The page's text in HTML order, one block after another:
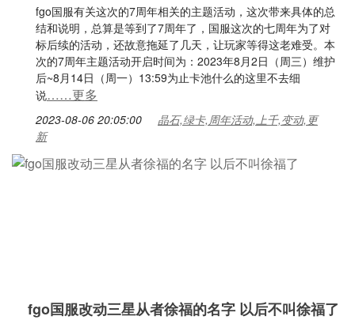
fgo国服有关这次的7周年相关的主题活动，这次带来具体的总
结和说明，总算是等到了7周年了，国服这次的七周年为了对
标后续的活动，还故意拖延了几天，让玩家等得这老难受。本
次的7周年主题活动开启时间为：2023年8月2日（周三）维护
后~8月14日（周一）13:59为止卡池什么的这里不去细
说……更多
2023-08-06 20:05:00
晶石,绿卡,周年活动,上千,变动,更
新
fgo国服改动三星从者徐福的名字 以后不叫徐福了